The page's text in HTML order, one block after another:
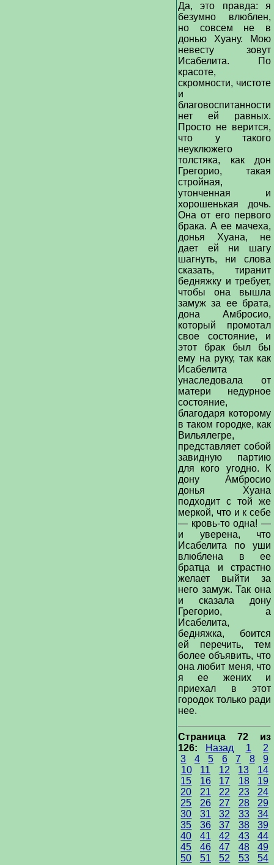
Да, это правда: я
безумно влюблен,
но совсем не в
донью Хуану. Мою
невесту зовут
Исабелита. По
красоте,
скромности, чистоте
и
благовоспитанности
нет ей равных.
Просто не верится,
что у такого
неуклюжего
толстяка, как дон
Грегорио, такая
стройная,
утонченная и
хорошенькая дочь.
Она от его первого
брака. А ее мачеха,
донья Хуана, не
дает ей ни шагу
шагнуть, ни слова
сказать, тиранит
бедняжку и требует,
чтобы она вышла
замуж за ее брата,
дона Амбросио,
который промотал
свое состояние, и
этот брак был бы
ему на руку, так как
Исабелита
унаследовала от
матери недурное
состояние,
благодаря которому
в таком городке, как
Вильялегре,
представляет собой
завидную партию
для кого угодно. К
дону Амбросио
донья Хуана
подходит с той же
меркой, что и к себе
— кровь-то одна! —
и уверена, что
Исабелита по уши
влюблена в ее
братца и страстно
желает выйти за
него замуж. Так она
и сказала дону
Грегорио, а
Исабелита,
бедняжка, боится
ей перечить, тем
более объявить, что
она любит меня, что
я ее жених и
приехал в этот
городок только ради
нее.
Страница 72 из
126:
Назад 1
2
3
4 5 6 7 8
9
10
11 12 13
14
15
16 17 18
19
20
21 22 23
24
25
26 27 28
29
30
31 32 33
34
35
36 37 38
39
40
41 42 43
44
45
46 47 48
49
50
51 52 53
54